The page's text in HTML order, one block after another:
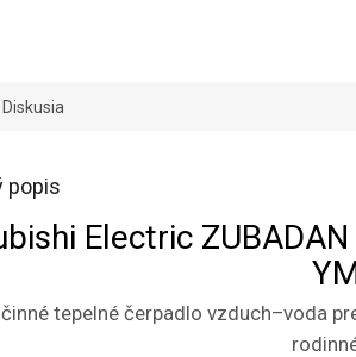
Diskusia
popis
Electric
tepelné čerpadlo vzduch–voda